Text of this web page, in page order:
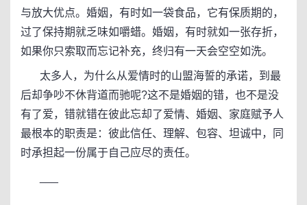
与放大优点。婚姻，有时如一袋食品，它有保质期的，
过了保持期就乏味如嚼蜡。婚姻，有时就如一张存折，
如果你只索取而忘记补充，终归有一天会空空如洗。
太多人，为什么从爱情时的山盟海誓的承诺，到最
后却争吵不休背道而驰呢?这不是婚姻的错，也不是没
有了爱，错就错在彼此忘却了爱情、婚姻、家庭赋予人
最根本的职责是：彼此信任、理解、包容、坦诚中，同
时承担起一份属于自己应尽的责任。